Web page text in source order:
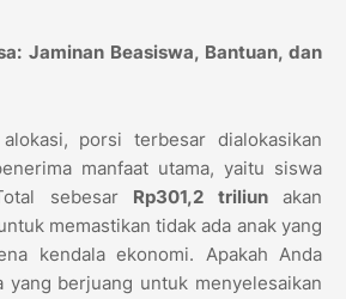
Jaminan Beasiswa, Bantuan, dan
porsi terbesar dialokasikan
manfaat utama, yaitu siswa
sebesar Rp301,2 triliunakan
memastikan tidak ada anak yang
kendala ekonomi. Apakah Anda
yang berjuang untuk menyelesaikan